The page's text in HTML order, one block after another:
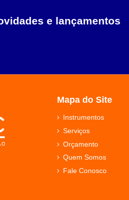
e lançamentos
Mapa do Site
Instrumentos
Serviços
Orçamento
Quem Somos
Fale Conosco